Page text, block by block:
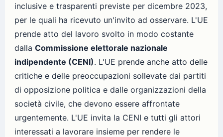
inclusive e trasparenti previste per dicembre 2023,
per le quali ha ricevuto un'invito ad osservare. L'UE
prende atto del lavoro svolto in modo costante
dalla Commissione elettorale nazionale
indipendente (CENI). L'UE prende anche atto delle
critiche e delle preoccupazioni sollevate dai partiti
di opposizione politica e dalle organizzazioni della
società civile, che devono essere affrontate
urgentemente. L'UE invita la CENI e tutti gli attori
interessati a lavorare insieme per rendere le